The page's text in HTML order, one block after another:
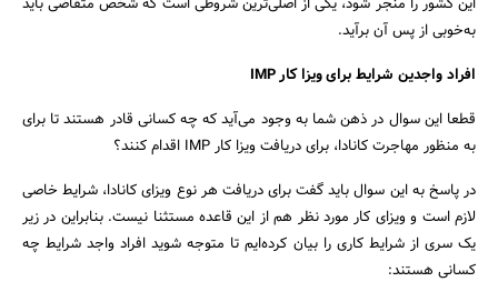
این کشور را منجر شود، یکی از اصلی‌ترین شروطی است که شخص متقاضی باید
به‌خوبی از پس آن برآید.
افراد واجدین شرایط برای ویزا کار IMP
قطعا این سوال در ذهن شما به وجود می‌آید که چه کسانی قادر هستند تا برای
به منظور مهاجرت کانادا، برای دریافت ویزا کار IMP اقدام کنند؟
در پاسخ به این سوال باید گفت برای دریافت هر نوع ویزای کانادا، شرایط خاصی
لازم است و ویزای کار مورد نظر هم از این قاعده مستثنا نیست. بنابراین در زیر
یک سری از شرایط کاری را بیان کرده‌ایم تا متوجه شوید افراد واجد شرایط چه
کسانی هستند: